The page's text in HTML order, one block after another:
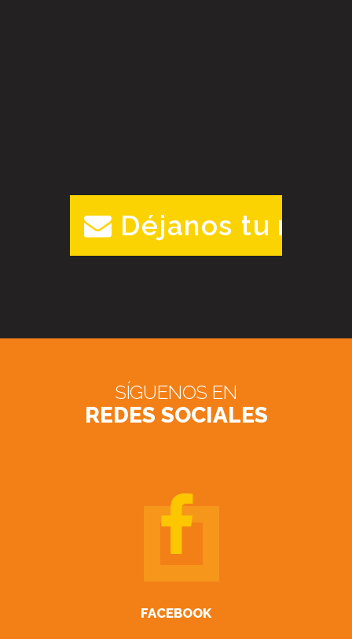
Déjanos tu
SÍGUENOS EN
REDES SOCIALES
FACEBOOK